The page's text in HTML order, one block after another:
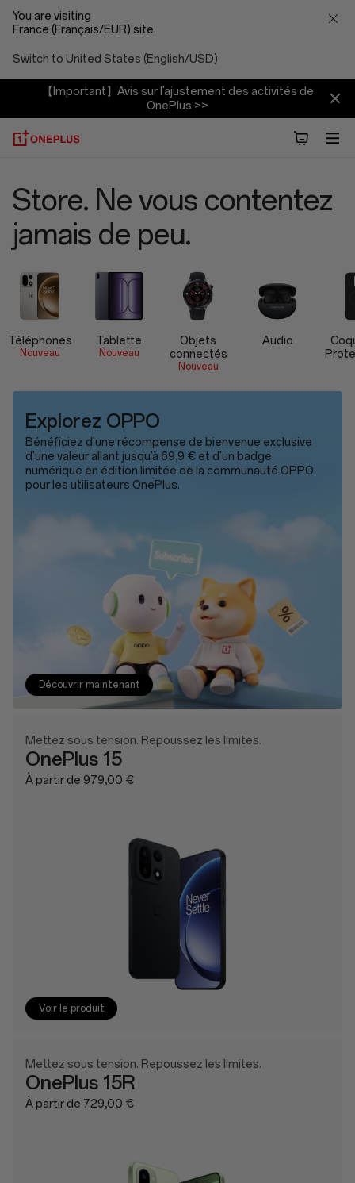
You are visiting
France (Français/EUR) site.
Switch to United States (English/USD)
【Important】Avis sur l'ajustement des activités de
OnePlus >>
officielle
OnePlus
Store. Ne vous contentez
jamais de peu.
Téléphones
Nouveau
Tablette
Nouveau
Objets
connectés
Nouveau
Audio
Explorez OPPO
Bénéficiez d'une récompense de bienvenue exclusive
d'une valeur allant jusqu'à 69,9 € et d'un badge
numérique en édition limitée de la communauté OPPO
pour les utilisateurs OnePlus.
Découvrir maintenant
Mettez sous tension. Repoussez les limites.
OnePlus 15
À partir de 979,00 €
Voir le produit
Mettez sous tension. Repoussez les limites.
OnePlus 15R
À partir de 729,00 €